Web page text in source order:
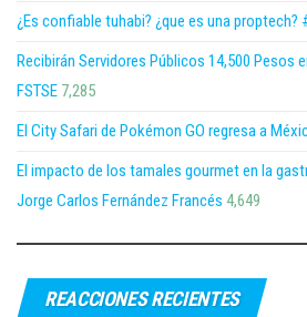
¿Es confiable tuhabi? ¿que es una
Recibirán Servidores Públicos 14,500 Pesos
FSTSE 7,285
El City Safari de Pokémon GO regresa a
El impacto de los tamales gourmet en la
Jorge Carlos Fernández Francés 4,649
REACCIONES RECIENTES